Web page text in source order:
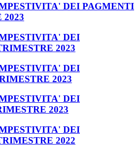
DEI PAGMENTI
2023
DEI
2023
DEI
2023
DEI
2023
DEI
2022